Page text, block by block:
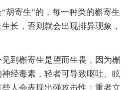
胡寄生”的，每一种类的槲寄生
长，否则就会出现排异现象，
到槲寄生是望而生畏，因为槲
经毒素，轻者可导致呕吐、眩
人会表现出强攻击性；重者立